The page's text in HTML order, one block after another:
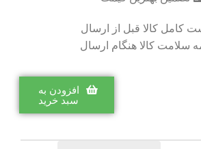
کامل کالا قبل از ارسال
سلامت کالا هنگام ارسال
افزودن به
سبد خرید